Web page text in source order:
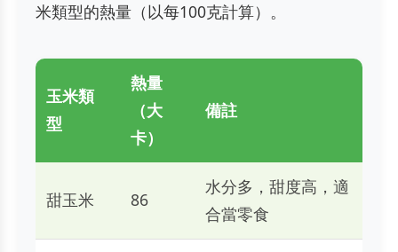
米類型的熱量（以每100克計算）。
玉米類
型
熱量
（大
卡）
備註
甜玉米 86
水分多，甜度高，適
合當零食